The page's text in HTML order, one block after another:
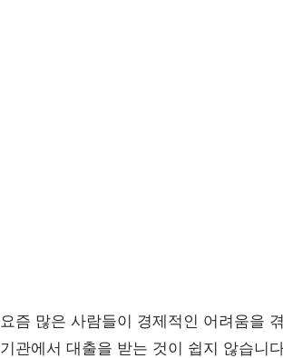
요즘 많은 사람들이 경제적인 어려움을
기관에서 대출을 받는 것이 쉽지 않습니